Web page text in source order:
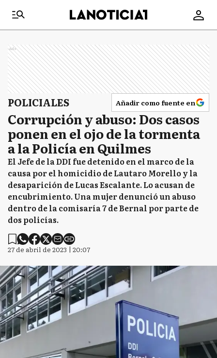
Ads
POLICIALES Añadir como fuente en
Corrupción y abuso: Dos casos
ponen en el ojo de la tormenta
a la Policía en Quilmes
El Jefe de la DDI fue detenido en el marco de la
causa por el homicidio de Lautaro Morello y la
desaparición de Lucas Escalante. Lo acusan de
encubrimiento. Una mujer denunció un abuso
dentro de la comisaría 7 de Bernal por parte de
dos policías.
27 de abril de 2023 | 20:07